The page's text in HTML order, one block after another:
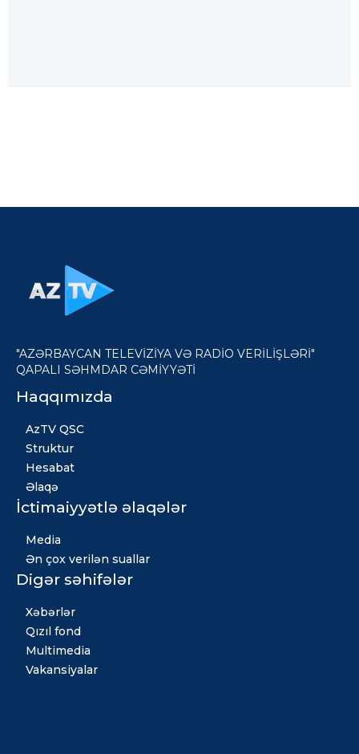
"AZƏRBAYCAN TELEVİZİYA VƏ RADİO VERİLİŞLƏRİ"
QAPALI SƏHMDAR CƏMİYYƏTİ
Haqqımızda
AzTV QSC
Struktur
Hesabat
Əlaqə
İctimaiyyətlə əlaqələr
Media
Ən çox verilən suallar
Digər səhifələr
Xəbərlər
Qızıl fond
Multimedia
Vakansiyalar